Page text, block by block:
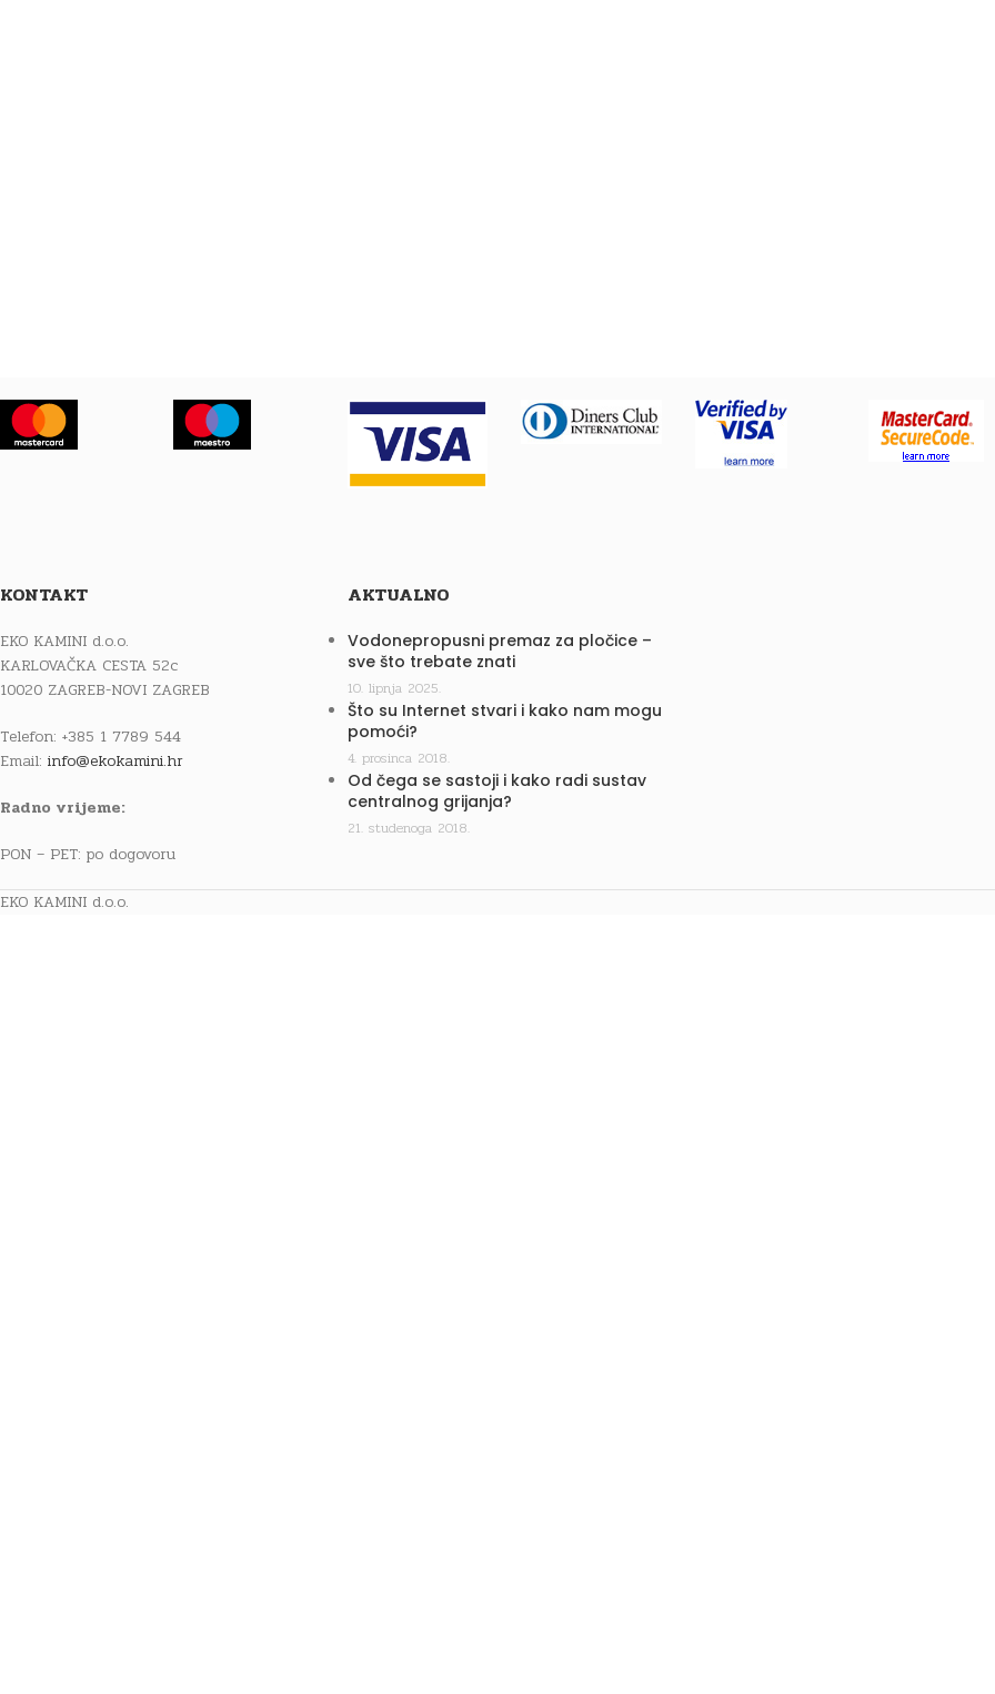
KONTAKT
EKO KAMINI d.o.o.
KARLOVAČKA CESTA 52c
10020 ZAGREB-NOVI ZAGREB
Telefon: +385 1 7789 544
Email: info@ekokamini.hr
Radno vrijeme:
PON – PET: po dogovoru
AKTUALNO
Vodonepropusni premaz za pločice –
sve što trebate znati
10. lipnja 2025.
Što su Internet stvari i kako nam mogu
pomoći?
4. prosinca 2018.
Od čega se sastoji i kako radi sustav
centralnog grijanja?
21. studenoga 2018.
EKO KAMINI d.o.o.